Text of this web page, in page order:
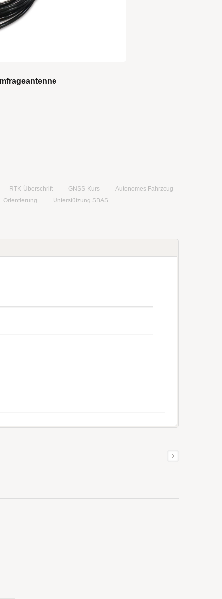
RTK-Überschrift GNSS-Kurs
Autonomes Fahrzeug
Orientierung Unterstützung SBAS